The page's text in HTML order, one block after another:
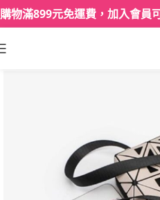
購物滿899元免運費，加入會員